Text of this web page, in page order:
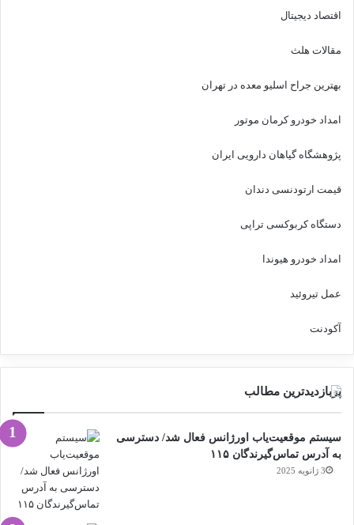
اقتصاد دیجیتال
مقالات هلث
بهترین جراح اسلیو معده در تهران
امداد خودرو کرمان موتور
پژوهشگاه گیاهان دارویی ایران
قیمت ارتودنسی دندان
دستگاه کربوکسی تراپی
امداد خودرو هیوندا
عمل تیروئید
آکودنت
پربازدیدترین مطالب
سیستم موقعیت‌یاب اورژانس فعال شد/ دسترسی
به آدرس تماس‌گیرندگان ۱۱۵
3 ژانویه 2025